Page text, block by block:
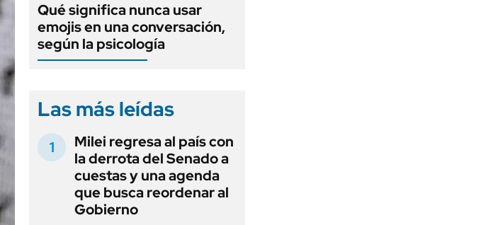
Qué significa nunca usar
emojis en una conversación,
según la psicología
Las más leídas
Milei regresa al país con
la derrota del Senado a
cuestas y una agenda
que busca reordenar al
Gobierno